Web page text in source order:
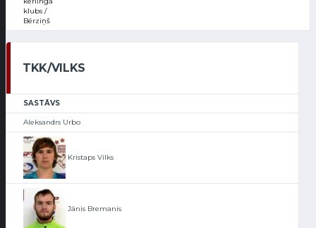
klubs /
Bērziņš
TKK/VILKS
SASTĀVS
Aleksandrs Urbo
Kristaps Vilks
Jānis Bremanis